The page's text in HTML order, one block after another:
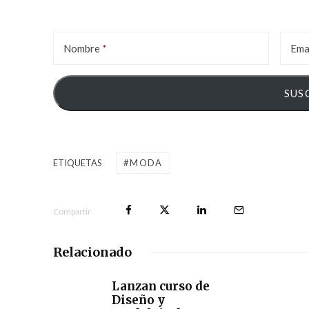
Nombre
ETIQUETAS MODA
Compartir
Relacionado
Lanzan curso de
Diseño y